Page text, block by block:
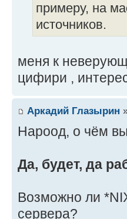
примеру, на
источников.
меня к
цифири ,
Аркадий Глазырин
Нароод, о чём
Да, будет, да
Возможно ли
сервера?